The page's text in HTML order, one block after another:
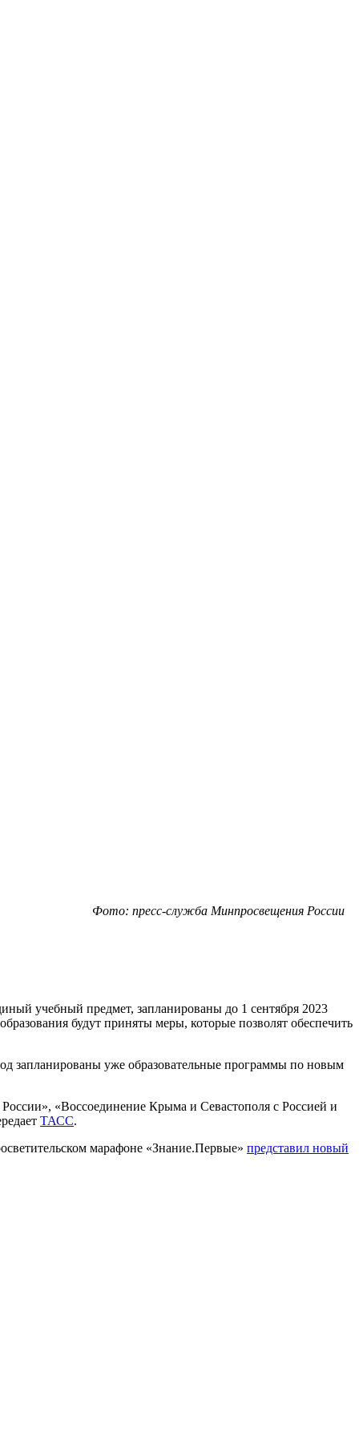
Фото: пресс-служба Минпросвещения России
учебный предмет, запланированы до 1 сентября 2023
будут приняты меры, которые позволят обеспечить
запланированы уже образовательные программы по новым
«Воссоединение Крыма и Севастополя с Россией и
ТАСС.
марафоне «Знание.Первые» представил новый